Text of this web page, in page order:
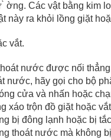
ờng. Các vật bằng kim
này ra khỏi lồng giặt
vắt.
nước được nối
nước, hãy gọi cho bộ
cửa và nhấn hoặc
xáo trộn đồ giặt hoặc
bị đông lạnh hoặc bị
thoát nước mà không